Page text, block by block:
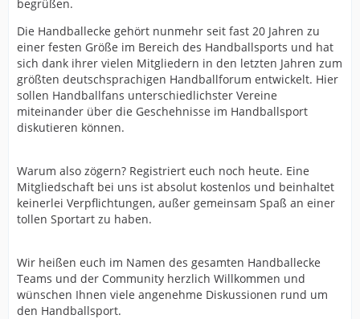
begrüßen.
Die Handballecke gehört nunmehr seit fast 20 Jahren zu
einer festen Größe im Bereich des Handballsports und hat
sich dank ihrer vielen Mitgliedern in den letzten Jahren zum
größten deutschsprachigen Handballforum entwickelt. Hier
sollen Handballfans unterschiedlichster Vereine
miteinander über die Geschehnisse im Handballsport
diskutieren können.
Warum also zögern? Registriert euch noch heute. Eine
Mitgliedschaft bei uns ist absolut kostenlos und beinhaltet
keinerlei Verpflichtungen, außer gemeinsam Spaß an einer
tollen Sportart zu haben.
Wir heißen euch im Namen des gesamten Handballecke
Teams und der Community herzlich Willkommen und
wünschen Ihnen viele angenehme Diskussionen rund um
den Handballsport.